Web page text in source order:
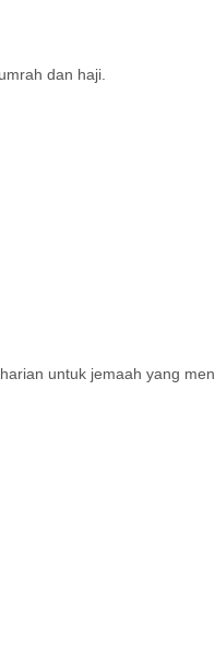
dan haji.
untuk jemaah yang